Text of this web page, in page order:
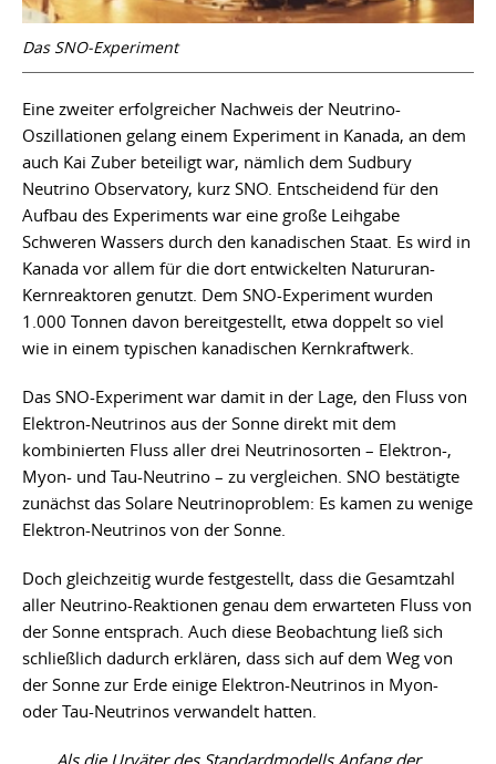
Das SNO-Experiment
Eine zweiter erfolgreicher Nachweis der Neutrino-
Oszillationen gelang einem Experiment in Kanada, an dem
auch Kai Zuber beteiligt war, nämlich dem Sudbury
Neutrino Observatory, kurz SNO. Entscheidend für den
Aufbau des Experiments war eine große Leihgabe
Schweren Wassers durch den kanadischen Staat. Es wird in
Kanada vor allem für die dort entwickelten Natururan-
Kernreaktoren genutzt. Dem SNO-Experiment wurden
1.000 Tonnen davon bereitgestellt, etwa doppelt so viel
wie in einem typischen kanadischen Kernkraftwerk.
Das SNO-Experiment war damit in der Lage, den Fluss von
Elektron-Neutrinos aus der Sonne direkt mit dem
kombinierten Fluss aller drei Neutrinosorten – Elektron-,
Myon- und Tau-Neutrino – zu vergleichen. SNO bestätigte
zunächst das Solare Neutrinoproblem: Es kamen zu wenige
Elektron-Neutrinos von der Sonne.
Doch gleichzeitig wurde festgestellt, dass die Gesamtzahl
aller Neutrino-Reaktionen genau dem erwarteten Fluss von
der Sonne entsprach. Auch diese Beobachtung ließ sich
schließlich dadurch erklären, dass sich auf dem Weg von
der Sonne zur Erde einige Elektron-Neutrinos in Myon-
oder Tau-Neutrinos verwandelt hatten.
„Als die Urväter des Standardmodells Anfang der